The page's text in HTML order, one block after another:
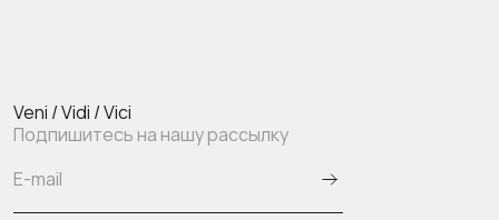
Veni / Vidi / Vici
Подпишитесь на нашу рассылку